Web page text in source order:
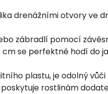
drenážními otvory ve
zábradlí pomocí
se perfektně hodí do
plastu, je odolný
rostlinám